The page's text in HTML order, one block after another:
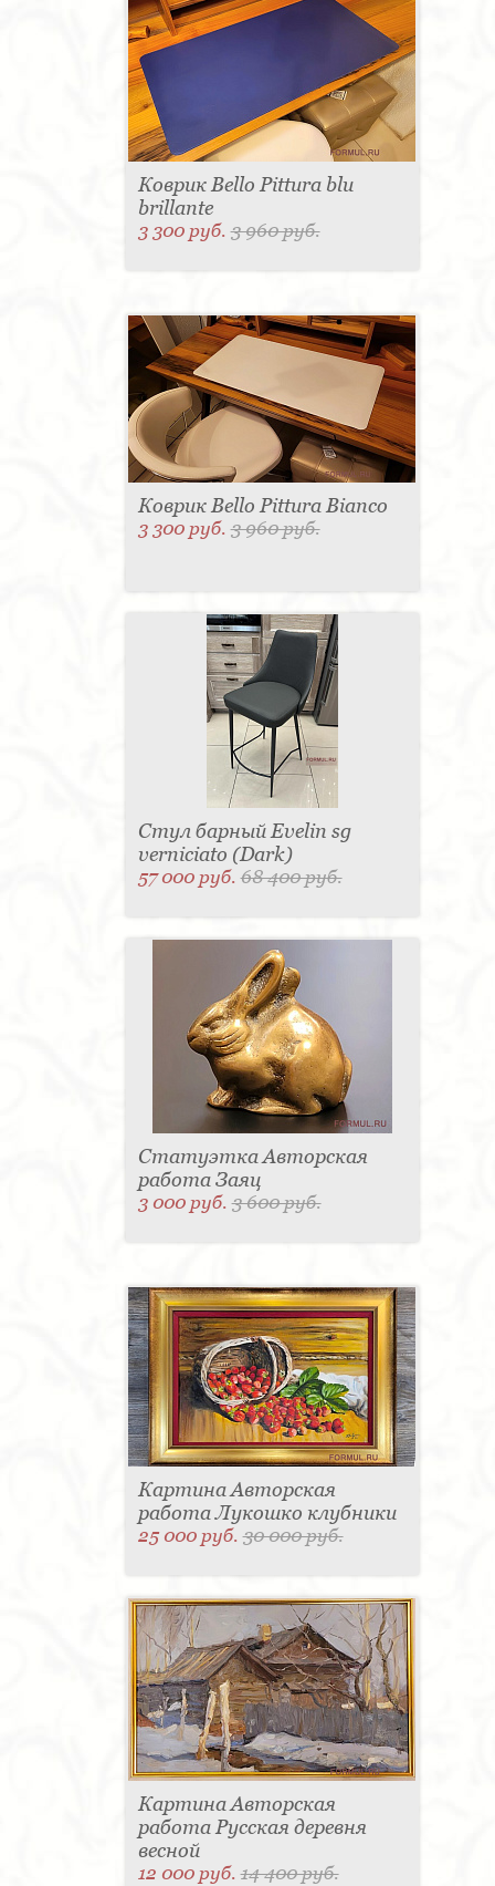
Коврик Bello Pittura blu
brillante
3 300 руб.3 960 руб.
Коврик Bello Pittura Bianco
3 300 руб.3 960 руб.
Стул барный Evelin sg
verniciato (Dark)
57 000 руб.68 400 руб.
Статуэтка Авторская
работа Заяц
3 000 руб.3 600 руб.
Картина Авторская
работа Лукошко клубники
25 000 руб.30 000 руб.
Картина Авторская
работа Русская деревня
весной
12 000 руб.14 400 руб.